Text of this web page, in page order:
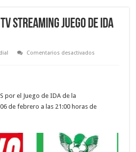
STREAMING Juego de IDA
Comentarios desactivadosen
TV
IDA
Concachampions
2024
por el Juego de IDA de la
de febrero a las 21:00 horas de